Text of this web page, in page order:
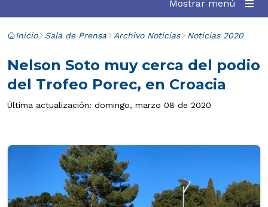
Mostrar menú
Inicio Sala de Prensa Archivo Noticias Noticias 2020
Nelson Soto muy cerca del podio
del Trofeo Porec, en Croacia
Última actualización: domingo, marzo 08 de 2020